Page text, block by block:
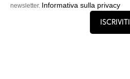
newsletter. Informativa sulla privacy
Iscriviti